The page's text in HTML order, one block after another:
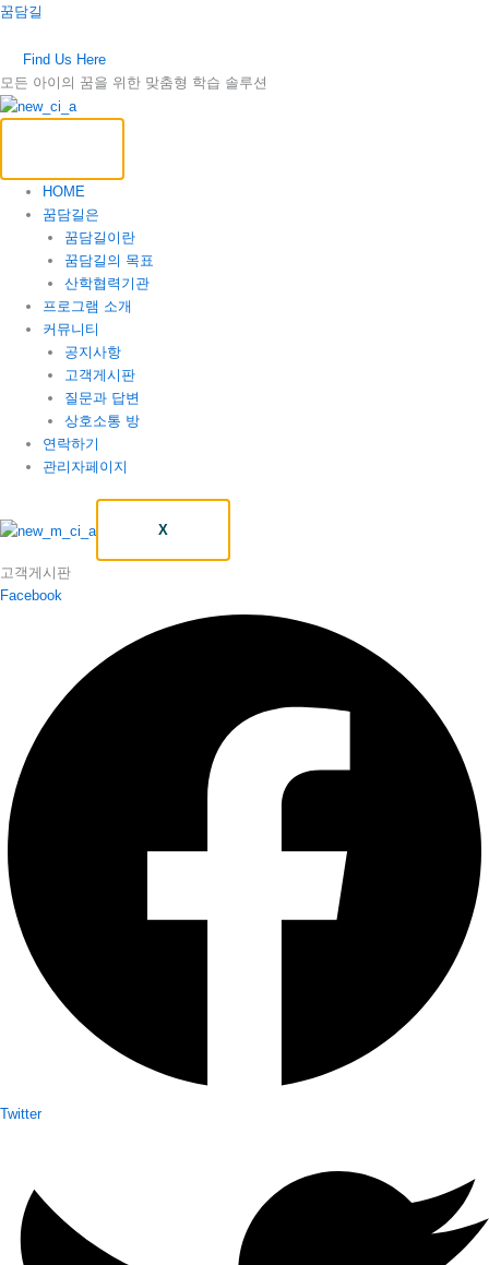
콘
로
건
너
꿈담길
Find Us Here
모든 아이의 꿈을 위한 맞춤형 학습 솔루션
HOME
꿈담길은
꿈담길이란
꿈담길의 목표
산학협력기관
프로그램 소개
커뮤니티
공지사항
고객게시판
질문과 답변
상호소통 방
연락하기
관리자페이지
X
고객게시판
Facebook
Twitter